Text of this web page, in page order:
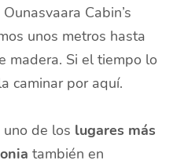
Cabin’s
unos metros hasta
madera. Si el tiempo lo
caminar por aquí.
de los lugares más
también en